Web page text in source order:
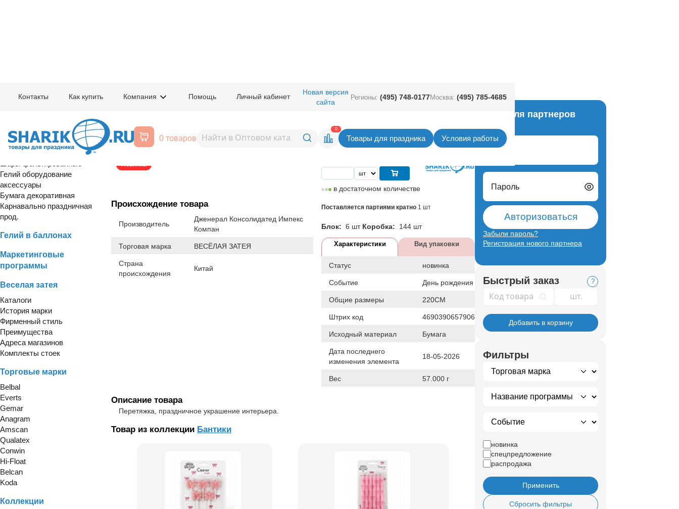
Контакты Как купить Компания Помощь Личный кабинет
Новая версия
сайта
Регионы: (495) 748-0177Москва: (495) 785-4685
0 товаров
0
Товары для праздника Условия работы
Расширенный поиск
Шары латексные
Гелий оборудование
аксессуары
Бумага декоративная
Карнавально праздничная
прод.
Гелий в баллонах
Маркетинговые
программы
Веселая затея
Каталоги
История марки
Фирменный стиль
Преимущества
Адреса магазинов
Комплекты стоек
Торговые марки
Belbal
Everts
Gemar
Anagram
Amscan
Qualatex
Conwin
Hi-Float
Belcan
Koda
Коллекции
1505-2502
220см/G
Вернуться в раздел Гирлянды-буквы
Новинка
Происхождение товара
Производитель
Дженерал Консолидатед Импекс
Компан
Торговая марка ВЕСЁЛАЯ ЗАТЕЯ
Страна
происхождения
Китай
в достаточном количестве
Поставляется партиями кратно 1 шт
Блок: 6 шт Коробка: 144 шт
Характеристики Вид упаковки
Статус новинка
Событие День рождения
Общие размеры 220СМ
Штрих код 4690390657906
Исходный материал Бумага
Дата последнего
изменения элемента
18-05-2026
Вес 57.000 г
Описание товара
Перетяжка, праздничное украшение интерьера.
Товар из коллекции Бантики
Вход для партнеров
Логин
Пароль
Авторизоваться
Забыли пароль?
Регистрация нового партнера
Быстрый заказ ?
Код товара
Добавить в корзину
Фильтры
новинка
спецпредложение
распродажа
Применить
Сбросить фильтры